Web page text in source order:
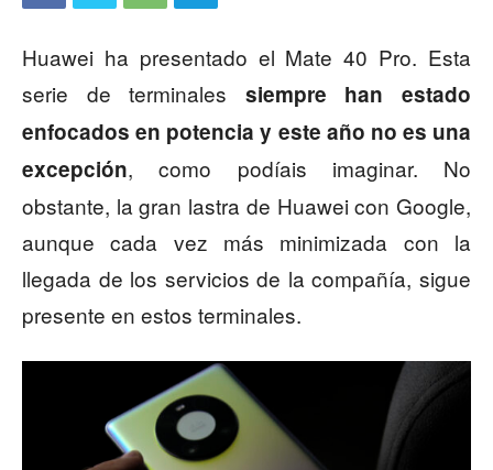
Huawei ha presentado el Mate 40 Pro. Esta
serie de terminales siempre han estado
enfocados en potencia y este año no es una
excepción, como podíais imaginar. No
obstante, la gran lastra de Huawei con Google,
aunque cada vez más minimizada con la
llegada de los servicios de la compañía, sigue
presente en estos terminales.